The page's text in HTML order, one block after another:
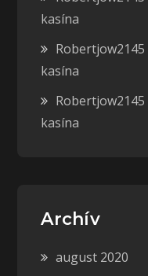
kasína
Robertjow2145
kasína
Robertjow2145
kasína
Archív
august 2020